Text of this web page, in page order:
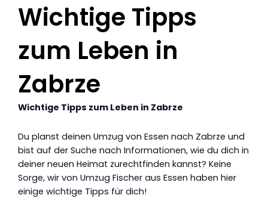
Wichtige Tipps
zum Leben in
Zabrze
Wichtige Tipps zum Leben in Zabrze
Du planst deinen Umzug von Essen nach Zabrze und
bist auf der Suche nach Informationen, wie du dich in
deiner neuen Heimat zurechtfinden kannst? Keine
Sorge, wir von Umzug Fischer aus Essen haben hier
einige wichtige Tipps für dich!